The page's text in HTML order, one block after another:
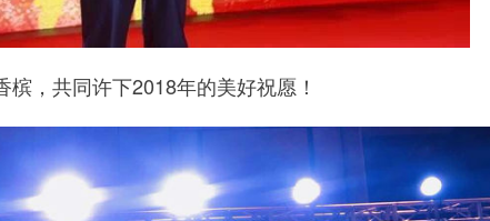
，共同许下2018年的美好祝愿！